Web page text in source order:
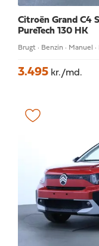
Citroën Grand C4
PureTech 130 HK
Brugt · Benzin · Manuel
3.495 kr./md.